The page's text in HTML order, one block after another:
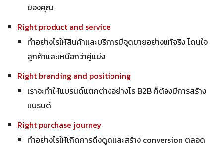
ของคุณ
Right product and service
ทำอย่างไรให้สินค้าและบริการมีจุดขายอย่างแท้จริง โดนใจ
ลูกค้าและเหนือกว่าคู่แข่ง
Right branding and positioning
เราจะทำให้แบรนด์แตกต่างอย่างไร B2B ก็ต้องมีการสร้าง
แบรนด์
Right purchase journey
ทำอย่างไรให้เกิดการดึงดูดและสร้าง conversion ตลอด